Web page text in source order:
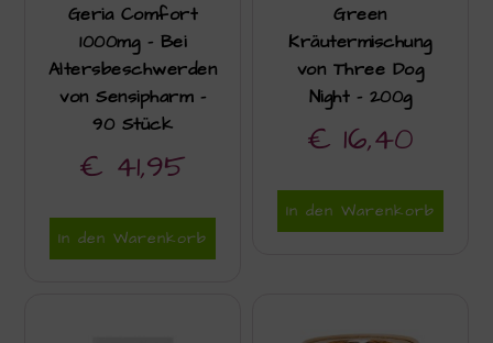
Geria Comfort
1000mg – Bei
Altersbeschwerden
von Sensipharm –
90 Stück
€ 41,95
In den Warenkorb
Green
Kräutermischung
von Three Dog
Night – 200g
€ 16,40
In den Warenkorb